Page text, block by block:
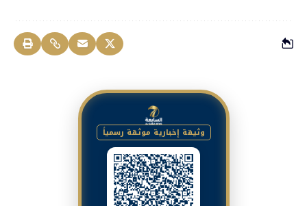
وثيقة إخبارية موثقة رسمياً